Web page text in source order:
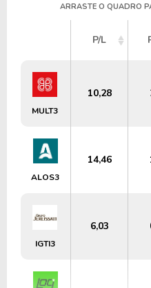
ARRASTE O QUADRO
P/L
MULT3
10,28
ALOS3
14,46
IGTI3
6,03